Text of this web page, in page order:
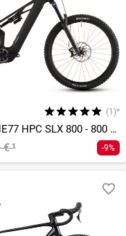
(1)*
Stereo Hybrid ONE77 HPC SLX 800 - 800 Wh - 29 - 27,5 Zoll - Fully
€¹ -9%